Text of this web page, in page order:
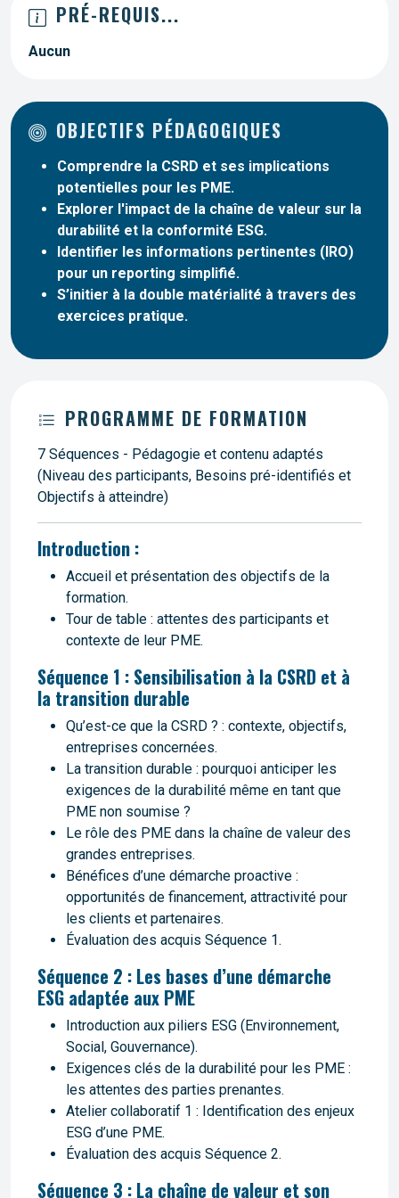
PRÉ-REQUIS...
Aucun
OBJECTIFS PÉDAGOGIQUES
Comprendre la CSRD et ses implications
potentielles pour les PME.
Explorer l'impact de la chaîne de valeur sur la
durabilité et la conformité ESG.
Identifier les informations pertinentes (IRO)
pour un reporting simplifié.
S’initier à la double matérialité à travers des
exercices pratique.
PROGRAMME DE FORMATION
7 Séquences - Pédagogie et contenu adaptés
(Niveau des participants, Besoins pré-identifiés et
Objectifs à atteindre)
Introduction :
Accueil et présentation des objectifs de la
formation.
Tour de table : attentes des participants et
contexte de leur PME.
Séquence 1 : Sensibilisation à la CSRD et à
la transition durable
Qu’est-ce que la CSRD ? : contexte, objectifs,
entreprises concernées.
La transition durable : pourquoi anticiper les
exigences de la durabilité même en tant que
PME non soumise ?
Le rôle des PME dans la chaîne de valeur des
grandes entreprises.
Bénéfices d’une démarche proactive :
opportunités de financement, attractivité pour
les clients et partenaires.
Évaluation des acquis Séquence 1.
Séquence 2 : Les bases d’une démarche
ESG adaptée aux PME
Introduction aux piliers ESG (Environnement,
Social, Gouvernance).
Exigences clés de la durabilité pour les PME :
les attentes des parties prenantes.
Atelier collaboratif 1 : Identification des enjeux
ESG d’une PME.
Évaluation des acquis Séquence 2.
Séquence 3 : La chaîne de valeur et son